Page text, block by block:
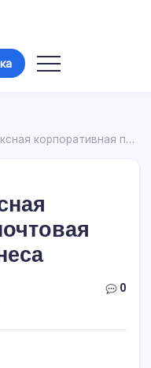
почтовая система для бизнеса
0